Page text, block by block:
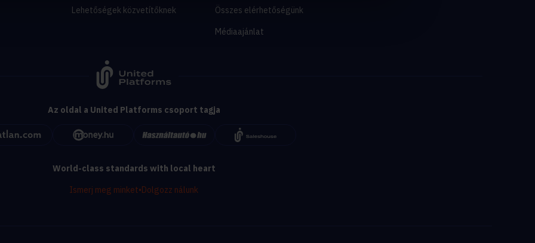
Lehetőségek közvetítőknek
Összes elérhetőségünk
Médiaajánlat
Az oldal a United Platforms csoport tagja
World-class standards with local heart
Ismerj meg minket•Dolgozz nálunk